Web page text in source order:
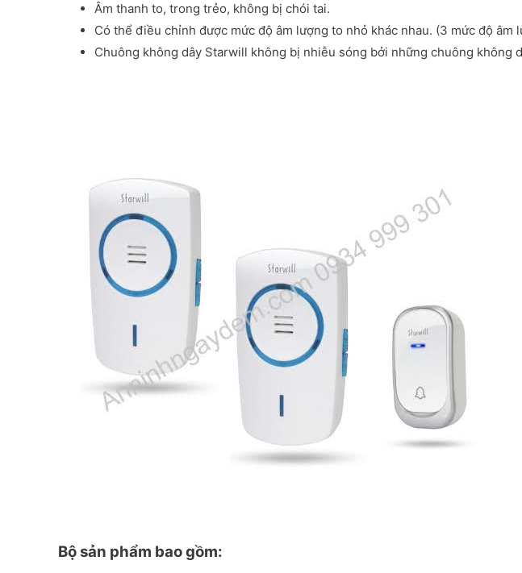
Âm thanh to, trong trẻo, không bị chói tai.
Có thể điều chỉnh được mức độ âm lượng to nhỏ khác nhau. (3 mức độ âm
Chuông không dây Starwill không bị nhiễu sóng bởi những chuông không
Bộ sản phẩm bao gồm: